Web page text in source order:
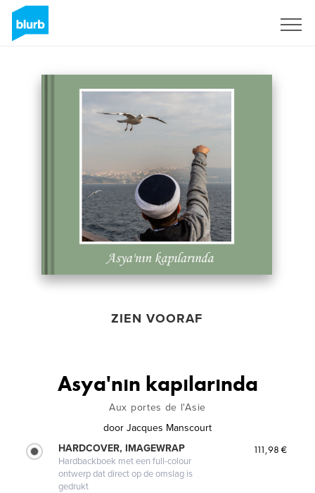
ZIEN VOORAF
Asya'nın kapılarında
Aux portes de l'Asie
door Jacques Manscourt
HARDCOVER, IMAGEWRAP
Hardbackboek met een full-colour
ontwerp dat direct op de omslag is
gedrukt
111,98 €